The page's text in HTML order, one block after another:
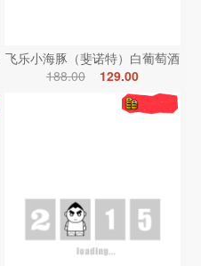
飞乐小海豚（斐诺特）白葡萄酒
188.00
129.00